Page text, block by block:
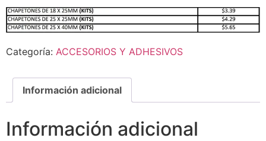
Categoría: ACCESORIOS Y ADHESIVOS
Información adicional
Información adicional